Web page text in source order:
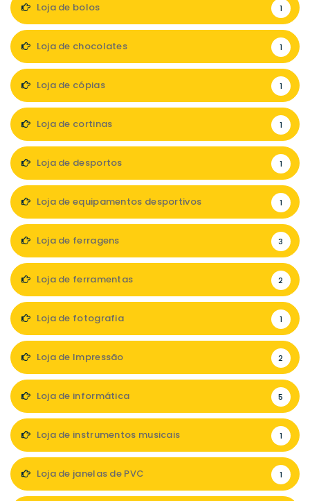
Loja de bolos 1
Loja de chocolates 1
Loja de cópias 1
Loja de cortinas 1
Loja de desportos 1
Loja de equipamentos desportivos 1
Loja de ferragens 3
Loja de ferramentas 2
Loja de fotografia 1
Loja de Impressão 2
Loja de informática 5
Loja de instrumentos musicais 1
Loja de janelas de PVC 1